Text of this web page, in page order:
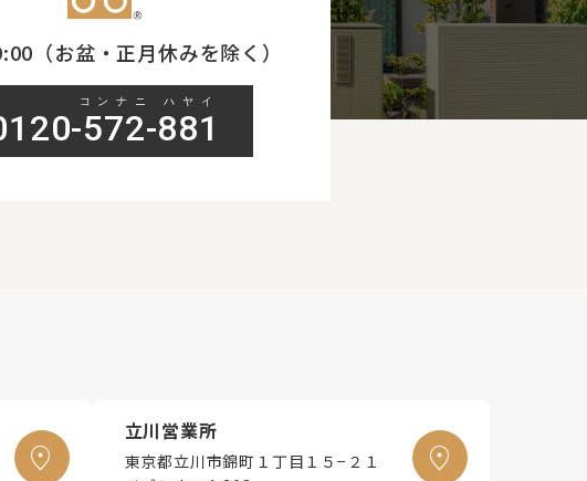
（お盆・正月休みを除く）
コンナニ ハヤイ
572-881
立川営業所
東京都立川市錦町１丁目１５−２１